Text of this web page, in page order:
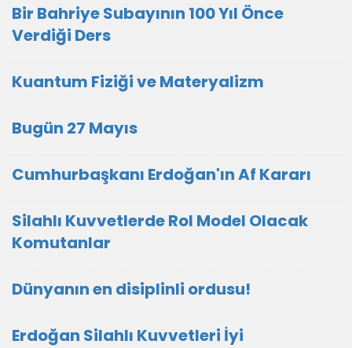
Bir Bahriye Subayının 100 Yıl Önce
Verdiği Ders
Kuantum Fiziği ve Materyalizm
Bugün 27 Mayıs
Cumhurbaşkanı Erdoğan'ın Af Kararı
Silahlı Kuvvetlerde Rol Model Olacak
Komutanlar
Dünyanın en disiplinli ordusu!
Erdoğan Silahlı Kuvvetleri İyi